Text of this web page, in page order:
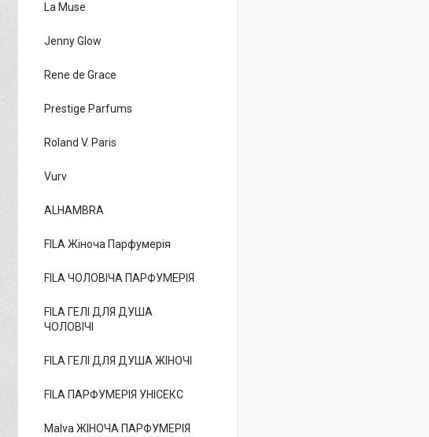
La Muse
Jenny Glow
Rene de Grace
Prestige Parfums
Roland V. Paris
Vurv
ALHAMBRA
FILA Жіноча Парфумерія
FILA ЧОЛОВІЧА ПАРФУМЕРІЯ
FILA ГЕЛІ ДЛЯ ДУША
ЧОЛОВІЧІ
FILA ГЕЛІ ДЛЯ ДУША ЖІНОЧІ
FILA ПАРФУМЕРІЯ УНІСЕКС
Malva ЖІНОЧА ПАРФУМЕРІЯ